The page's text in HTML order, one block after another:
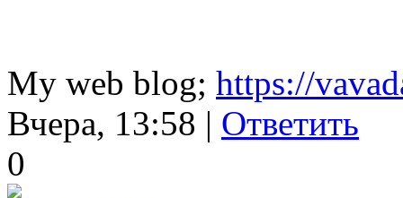
My web blog; https://
Вчера, 13:58 | Ответить
0